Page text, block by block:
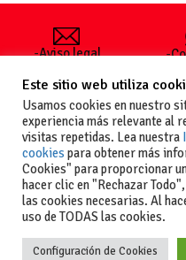
-Aviso legal
generales
de uso
-Política de
privacidad
-Política de
cookies
-
-
Este sitio web utiliza
Usamos cookies en nuestro
experiencia más relevante al
visitas repetidas. Lea nuestra
cookies para obtener más
Cookies" para proporcionar
hacer clic en "Rechazar
las cookies necesarias. Al
uso de TODAS las cookies.
Configuración de Cookies